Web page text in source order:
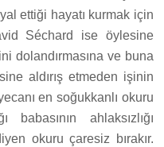
ettiği hayatı kurmak için
Séchard ise öylesine
dolandırmasına ve buna
aldırış etmeden işinin
en soğukkanlı okuru
ahlaksızlığı
okuru çaresiz bırakır.